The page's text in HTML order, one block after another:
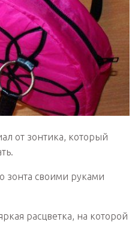
от зонтика, который
расцветка, на которой